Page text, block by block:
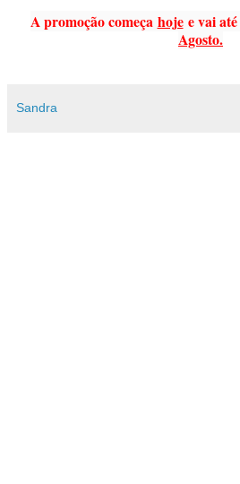
A promoção começa hojee vai até
Agosto.
Sandra